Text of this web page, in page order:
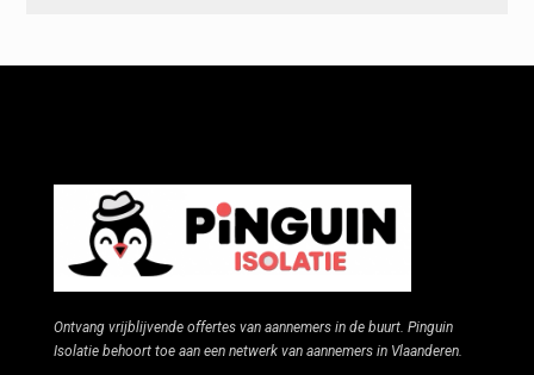
Ontvang vrijblijvende offertes van aannemers in de buurt. Pinguin
Isolatie behoort toe aan een netwerk van aannemers in Vlaanderen.